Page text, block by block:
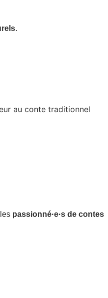
.
au conte traditionnel
passionné·e·s de contes